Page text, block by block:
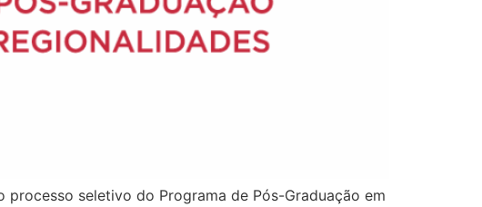
seletivo do Programa de Pós-Graduação em